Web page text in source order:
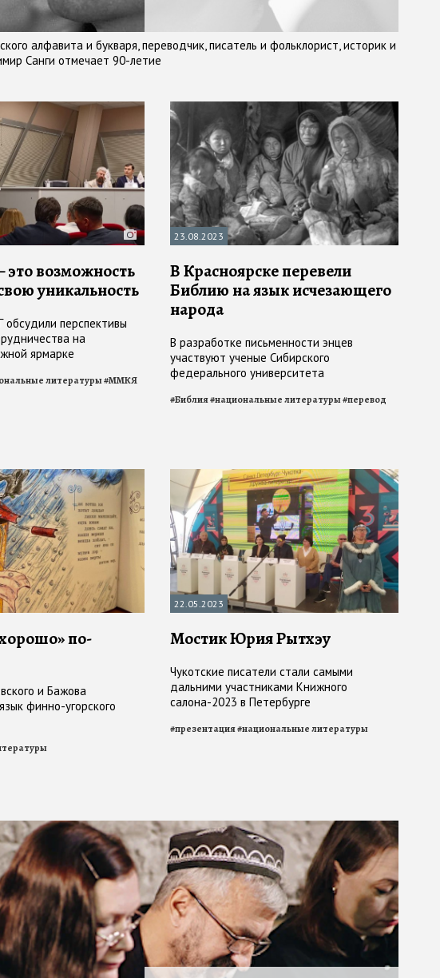
алфавита и букваря, переводчик, писатель и фольклорист, историк и
Санги отмечает 90-летие
возможность
уникальность
обсудили перспективы
на
ярмарке
литературы#ММКЯ
23.08.2023
В Красноярске перевели
Библию на язык исчезающего
народа
В разработке письменности энцев
участвуют ученые Сибирского
федерального университета
#Библия#национальные литературы#перевод
по-
и Бажова
финно-угорского
22.05.2023
Мостик Юрия Рытхэу
Чукотские писатели стали самыми
дальними участниками Книжного
салона-2023 в Петербурге
#презентация#национальные литературы